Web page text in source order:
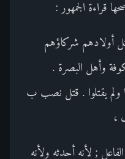
قراءة الجمهور :
أولادهم شركاؤهم
وأهل البصرة .
ولم يقتلوا . قتل نصب ب
،
; لأنه أحدثه ولأنه